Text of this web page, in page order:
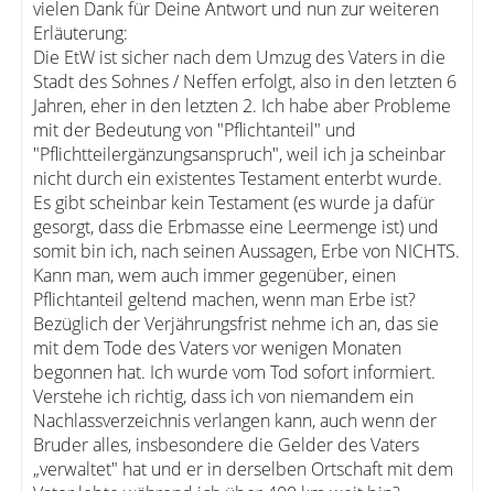
vielen Dank für Deine Antwort und nun zur weiteren
Erläuterung:
Die EtW ist sicher nach dem Umzug des Vaters in die
Stadt des Sohnes / Neffen erfolgt, also in den letzten 6
Jahren, eher in den letzten 2. Ich habe aber Probleme
mit der Bedeutung von "Pflichtanteil" und
"Pflichtteilergänzungsanspruch", weil ich ja scheinbar
nicht durch ein existentes Testament enterbt wurde.
Es gibt scheinbar kein Testament (es wurde ja dafür
gesorgt, dass die Erbmasse eine Leermenge ist) und
somit bin ich, nach seinen Aussagen, Erbe von NICHTS.
Kann man, wem auch immer gegenüber, einen
Pflichtanteil geltend machen, wenn man Erbe ist?
Bezüglich der Verjährungsfrist nehme ich an, das sie
mit dem Tode des Vaters vor wenigen Monaten
begonnen hat. Ich wurde vom Tod sofort informiert.
Verstehe ich richtig, dass ich von niemandem ein
Nachlassverzeichnis verlangen kann, auch wenn der
Bruder alles, insbesondere die Gelder des Vaters
„verwaltet" hat und er in derselben Ortschaft mit dem